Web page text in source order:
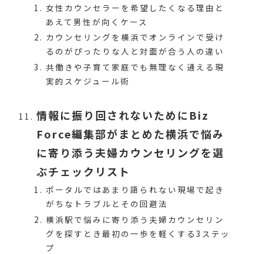
女性カウンセラーを希望したくなる理由と
あえて男性が向くケース
カウンセリングを横浜でオンラインで受け
るのがぴったりな人と対面が合う人の違い
共働きや子育て家庭でも無理なく通える現
実的スケジュール術
情報に振り回されないためにBiz
Force編集部がまとめた横浜で悩み
に寄り添う夫婦カウンセリングを選
ぶチェックリスト
ポータルではあまり語られない現場で起き
がちなトラブルとその回避法
横浜駅で悩みに寄り添う夫婦カウンセリン
グを探すとき最初の一歩を軽くする3ステッ
プ